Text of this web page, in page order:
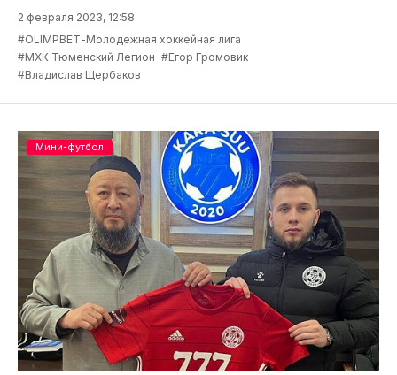
2 февраля 2023, 12:58
#OLIMPBEТ-Молодежная хоккейная лига
#МХК Тюменский Легион #Егор Громовик
#Владислав Щербаков
Мини-футбол